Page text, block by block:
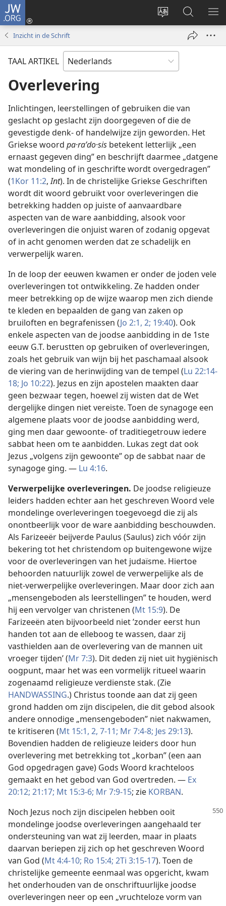
JW.ORG
Taal
wijzigen
Inloggen
(opent
Zoeken
op
JW.ORG
Inzicht in de Schrift
TAAL ARTIKEL
Overlevering
Inlichtingen, leerstellingen of gebruiken die van
geslacht op geslacht zijn doorgegeven of die de
gevestigde denk- of handelwijze zijn geworden. Het
Griekse woord pa·raʹdo·sis betekent letterlijk „een
ernaast gegeven ding” en beschrijft daarmee „datgene
wat mondeling of in geschrifte wordt overgedragen”
(1Kor 11:2,Int). In de christelijke Griekse Geschriften
wordt dit woord gebruikt voor overleveringen die
betrekking hadden op juiste of aanvaardbare
aspecten van de ware aanbidding, alsook voor
overleveringen die onjuist waren of zodanig opgevat
of in acht genomen werden dat ze schadelijk en
verwerpelijk waren.
In de loop der eeuwen kwamen er onder de joden vele
overleveringen tot ontwikkeling. Ze hadden onder
meer betrekking op de wijze waarop men zich diende
te kleden en bepaalden de gang van zaken op
bruiloften en begrafenissen (Jo 2:1, 2; 19:40). Ook
enkele aspecten van de joodse aanbidding in de 1ste
eeuw G.T. berustten op gebruiken of overleveringen,
zoals het gebruik van wijn bij het paschamaal alsook
de viering van de herinwijding van de tempel (Lu 22:14-
18; Jo 10:22). Jezus en zijn apostelen maakten daar
geen bezwaar tegen, hoewel zij wisten dat de Wet
dergelijke dingen niet vereiste. Toen de synagoge een
algemene plaats voor de joodse aanbidding werd,
ging men daar gewoonte- of traditiegetrouw iedere
sabbat heen om te aanbidden. Lukas zegt dat ook
Jezus „volgens zijn gewoonte” op de sabbat naar de
synagoge ging. — Lu 4:16.
Verwerpelijke overleveringen. De joodse religieuze
leiders hadden echter aan het geschreven Woord vele
mondelinge overleveringen toegevoegd die zij als
onontbeerlijk voor de ware aanbidding beschouwden.
Als Farizeeër beijverde Paulus (Saulus) zich vóór zijn
bekering tot het christendom op buitengewone wijze
voor de overleveringen van het judaïsme. Hiertoe
behoorden natuurlijk zowel de verwerpelijke als de
niet-verwerpelijke overleveringen. Maar door zich aan
„mensengeboden als leerstellingen” te houden, werd
hij een vervolger van christenen (Mt 15:9). De
Farizeeën aten bijvoorbeeld niet ’zonder eerst hun
handen tot aan de elleboog te wassen, daar zij
vasthielden aan de overlevering van de mannen uit
vroeger tijden’ (Mr 7:3). Dit deden zij niet uit hygiënisch
oogpunt, maar het was een vormelijk ritueel waarin
zogenaamd religieuze verdienste stak. (Zie
HANDWASSING.) Christus toonde aan dat zij geen
grond hadden om zijn discipelen, die dit gebod alsook
andere onnodige „mensengeboden” niet nakwamen,
te kritiseren (Mt 15:1, 2, 7-11; Mr 7:4-8; Jes 29:13).
Bovendien hadden de religieuze leiders door hun
overlevering met betrekking tot „korban” (een aan
God opgedragen gave) Gods Woord krachteloos
gemaakt en het gebod van God overtreden. — Ex
20:12; 21:17; Mt 15:3-6; Mr 7:9-15; zie KORBAN.
Noch Jezus noch zijn discipelen hebben ooit
mondelinge joodse overleveringen aangehaald ter
ondersteuning van wat zij leerden, maar in plaats
daarvan beriepen zij zich op het geschreven Woord
van God (Mt 4:4-10; Ro 15:4; 2Ti 3:15-17). Toen de
christelijke gemeente eenmaal was opgericht, kwam
het onderhouden van de onschriftuurlijke joodse
overleveringen neer op een „vruchteloze vorm van